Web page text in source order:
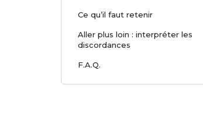
Ce qu’il faut retenir
Aller plus loin : interpréter les
discordances
F.A.Q.